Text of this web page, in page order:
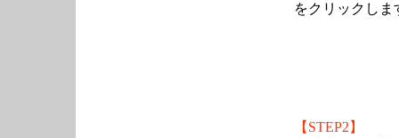
をクリックしま
【STEP2】